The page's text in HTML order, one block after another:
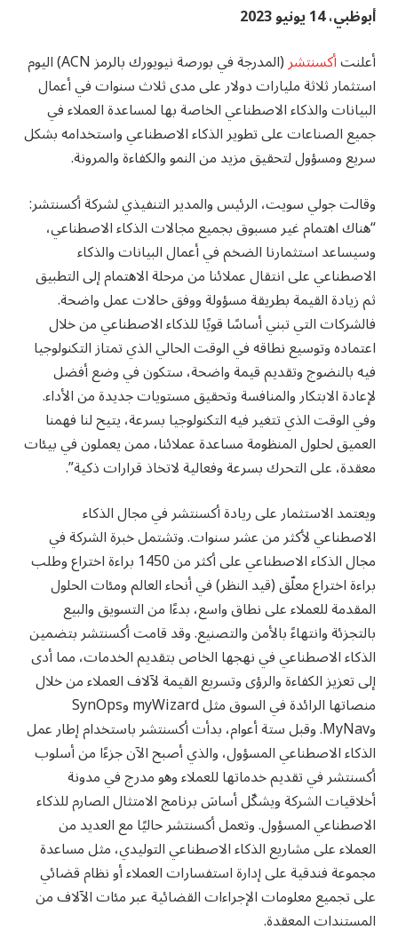
أبوظبي، 14 يونيو 2023
أعلنتأكسنتشر(المدرجة في بورصة نيويورك بالرمزACN) اليوم
استثمار ثلاثة مليارات دولار على مدى ثلاث سنوات في أعمال
البيانات والذكاء الاصطناعي الخاصة بها لمساعدة العملاء في
جميع الصناعات على تطوير الذكاء الاصطناعي واستخدامه بشكل
سريع ومسؤول لتحقيق مزيد من النمو والكفاءة والمرونة.
وقالت جولي سويت، الرئيس والمدير التنفيذي لشركة أكسنتشر:
“هناك اهتمام غير مسبوق بجميع مجالات الذكاء الاصطناعي،
وسيساعد استثمارنا الضخم في أعمال البيانات والذكاء
الاصطناعي على انتقال عملائنا من مرحلة الاهتمام إلى التطبيق
ثم زيادة القيمة بطريقة مسؤولة ووفق حالات عمل واضحة.
فالشركات التي تبني أساسًا قويًا للذكاء الاصطناعي من خلال
اعتماده وتوسيع نطاقه في الوقت الحالي الذي تمتاز التكنولوجيا
فيه بالنضوج وتقديم قيمة واضحة، ستكون في وضع أفضل
لإعادة الابتكار والمنافسة وتحقيق مستويات جديدة من الأداء.
وفي الوقت الذي تتغير فيه التكنولوجيا بسرعة، يتيح لنا فهمنا
العميق لحلول المنظومة مساعدة عملائنا، ممن يعملون في بيئات
معقدة، على التحرك بسرعة وفعالية لاتخاذ قرارات ذكية”.
ويعتمد الاستثمار على ريادة أكسنتشر في مجال الذكاء
الاصطناعي لأكثر من عشر سنوات. وتشتمل خبرة الشركة في
مجال الذكاء الاصطناعي على أكثر من 1450 براءة اختراع وطلب
براءة اختراع معلّق (قيد النظر) في أنحاء العالم ومئات الحلول
المقدمة للعملاء على نطاق واسع، بدءًا من التسويق والبيع
بالتجزئة وانتهاءً بالأمن والتصنيع. وقد قامت أكسنتشر بتضمين
الذكاء الاصطناعي في نهجها الخاص بتقديم الخدمات، مما أدى
إلى تعزيز الكفاءة والرؤى وتسريع القيمة لآلاف العملاء من خلال
منصاتها الرائدة في السوق مثلmyWizardوSynOps
وMyNav. وقبل ستة أعوام، بدأت أكسنتشر باستخدام إطار عمل
الذكاء الاصطناعي المسؤول، والذي أصبح الآن جزءًا من أسلوب
أكسنتشر في تقديم خدماتها للعملاء وهو مدرج في مدونة
أخلاقيات الشركة ويشكّل أساسَ برنامج الامتثال الصارم للذكاء
الاصطناعي المسؤول. وتعمل أكسنتشر حاليًا مع العديد من
العملاء على مشاريع الذكاء الاصطناعي التوليدي، مثل مساعدة
مجموعة فندقية على إدارة استفسارات العملاء أو نظام قضائي
على تجميع معلومات الإجراءات القضائية عبر مئات الآلاف من
المستندات المعقدة.